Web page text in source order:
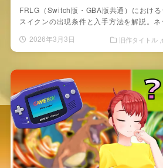
FRLG（Switch版・GBA版共通）における
スイクンの出現条件と入手方法を解説。ネ
2026年3月3日
旧作タイトル